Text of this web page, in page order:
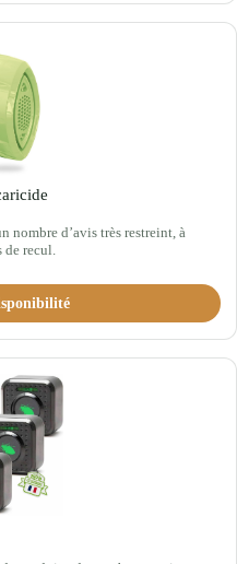
nombre d’avis très restreint, à
de recul.